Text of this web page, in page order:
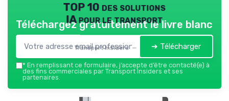
TOP 10 des solutions
IA pour le transport
Transport Insiders — 2026
Téléchargez gratuitement le livre blanc
➔ Télécharger
* En remplissant ce formulaire, j’accepte d’être contacté(e) à
des fins commerciales par Transport Insiders et ses
partenaires.